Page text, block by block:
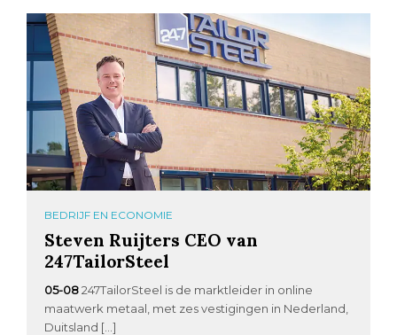
BEDRIJF EN ECONOMIE
Steven Ruijters CEO van
247TailorSteel
05-08 247TailorSteel is de marktleider in online
maatwerk metaal, met zes vestigingen in Nederland,
Duitsland […]